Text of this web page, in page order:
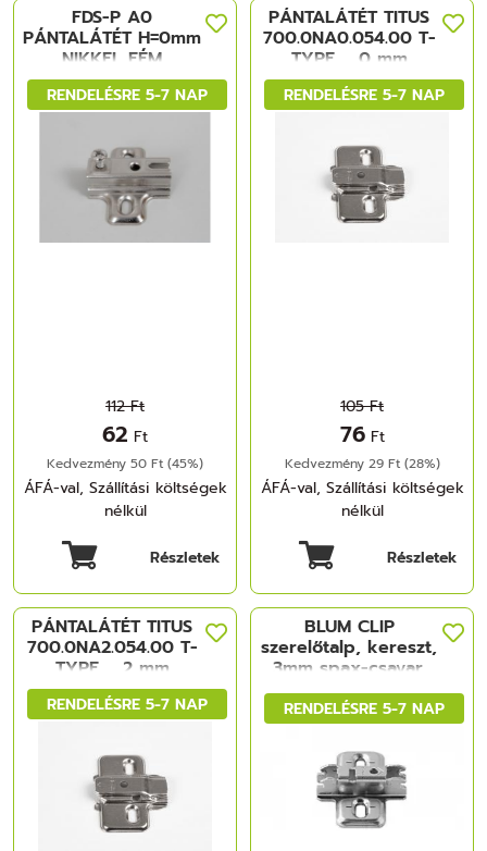
RENDELÉSRE 5-7 NAP
FDS-P A0
PÁNTALÁTÉT H=0mm
NIKKEL FÉM
112 Ft
62 Ft
Kedvezmény 50 Ft (45%)
ÁFÁ-val, Szállítási költségek
nélkül
Részletek
RENDELÉSRE 5-7 NAP
PÁNTALÁTÉT TITUS
700.0NA0.054.00 T-
TYPE, , 0 mm
CSAVAR NÉLKÜL
NIKKEL
105 Ft
76 Ft
Kedvezmény 29 Ft (28%)
ÁFÁ-val, Szállítási költségek
nélkül
Részletek
RENDELÉSRE 5-7 NAP
PÁNTALÁTÉT TITUS
700.0NA2.054.00 T-
TYPE, , 2 mm
CSAVAR NÉLKÜL
NIKKEL RENDELÉSRE 5-7 NAP
BLUM CLIP
szerelőtalp, kereszt,
3mm spax-csavar,
MÁ: hosszlyuk